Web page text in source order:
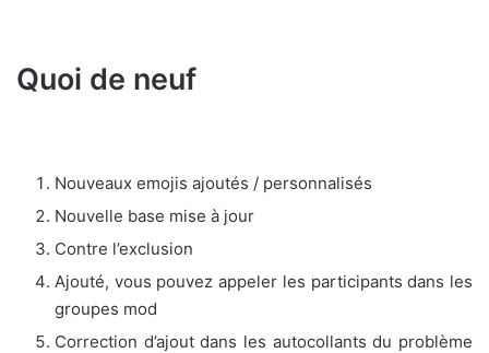
Quoi de neuf
Nouveaux emojis ajoutés / personnalisés
Nouvelle base mise à jour
Contre l’exclusion
Ajouté, vous pouvez appeler les participants dans les
groupes mod
Correction d’ajout dans les autocollants du problème